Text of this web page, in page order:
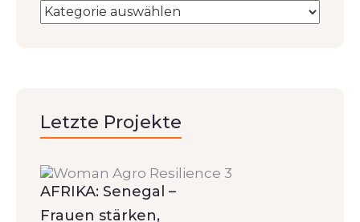
Letzte Projekte
AFRIKA: Senegal –
Frauen stärken,